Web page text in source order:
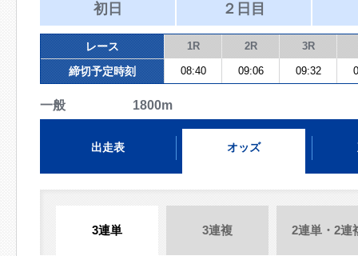
初日 ２日目
レース 1R 2R 3R
締切予定時刻 08:40 09:06 09:32
一般 1800m
出走表 オッズ
3連単 3連複 2連単・2連